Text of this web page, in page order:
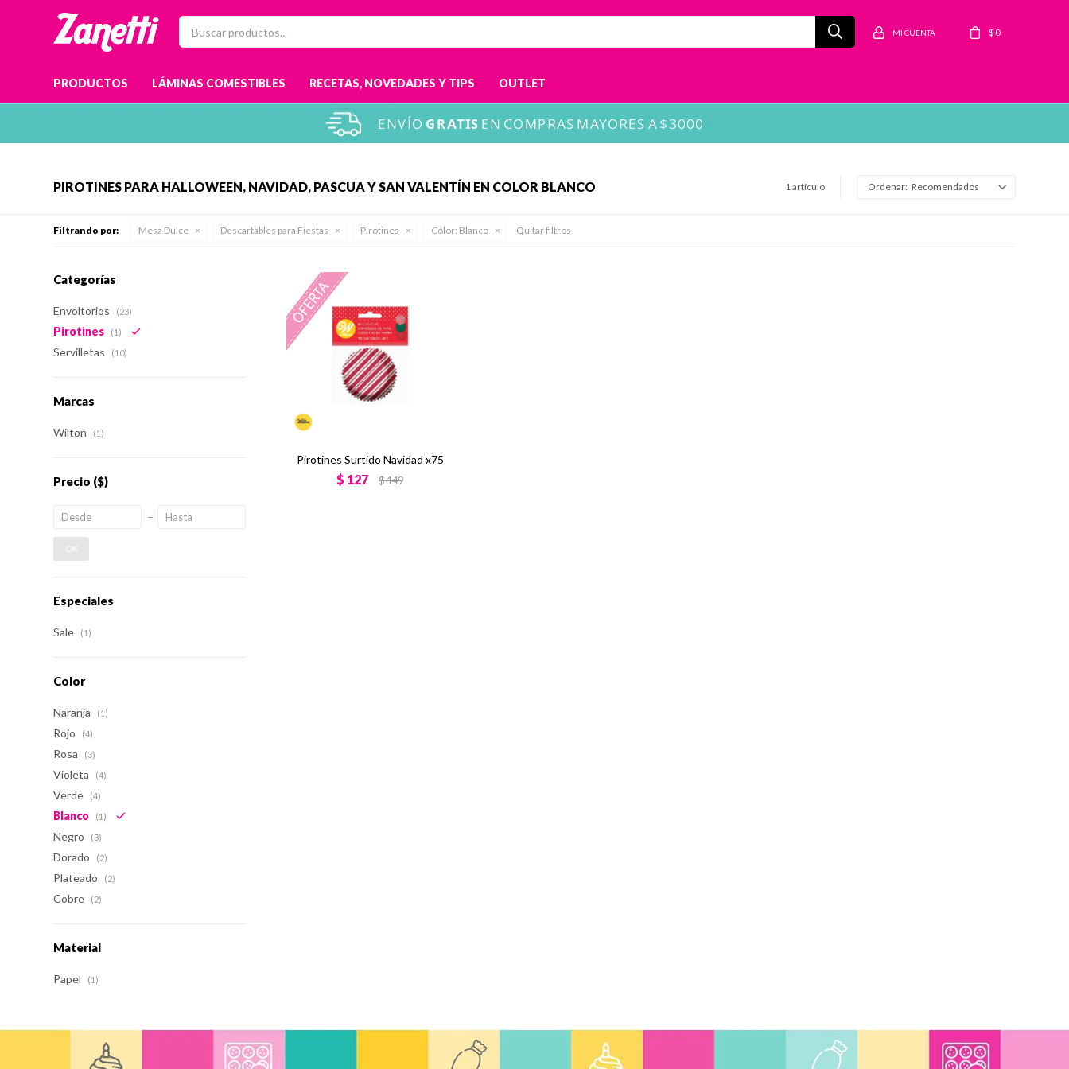
PRODUCTOS LÁMINAS COMESTIBLES RECETAS, NOVEDADES Y TIPS OUTLET
$ 0
PIROTINES PARA HALLOWEEN, NAVIDAD, PASCUA Y SAN VALENTÍN EN COLOR BLANCO 1 artículo Recomendados
Filtrando por: Mesa Dulce Descartables para Fiestas Pirotines Color: Blanco Quitar filtros
Pirotines Surtido Navidad x75
$ 127 $149
Categorías
Envoltorios (23)
Pirotines (1)
Servilletas (10)
Marcas
Wilton (1)
Precio ($)
OK
Especiales
Sale (1)
Color
Naranja (1)
Rojo (4)
Rosa (3)
Violeta (4)
Verde (4)
Blanco (1)
Negro (3)
Dorado (2)
Plateado (2)
Cobre (2)
Material
Papel (1)